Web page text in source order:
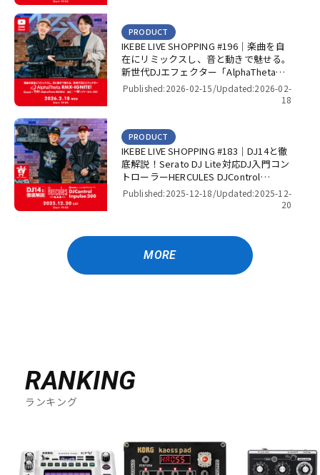
IKEBE LIVE SHOPPING #196｜楽曲を自
在にリミックスし、音と動きで魅せる。
新世代DJエフェクター「AlphaTheta
RMX-IGNITE」！【presented by パワー
PRODUCT
Published:2026-02-15/Updated:2026-02-
18
IKEBE LIVE SHOPPING #183｜DJ14と徹
底解説！Serato DJ Lite対応DJ入門コン
トローラーHERCULES DJControl
Inpulse 500！【presented by パワー
PRODUCT
Published:2025-12-18/Updated:2025-12-
20
MORE
RANKING
ランキング